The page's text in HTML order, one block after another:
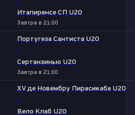
Итапиренсе СП U20
Завтра в 21:00
Португеза Сантиста U20
-
Сертанзинью U20
Завтра в 21:00
XV де Новембру Пирасикаба U20
-
Вело Клаб U20